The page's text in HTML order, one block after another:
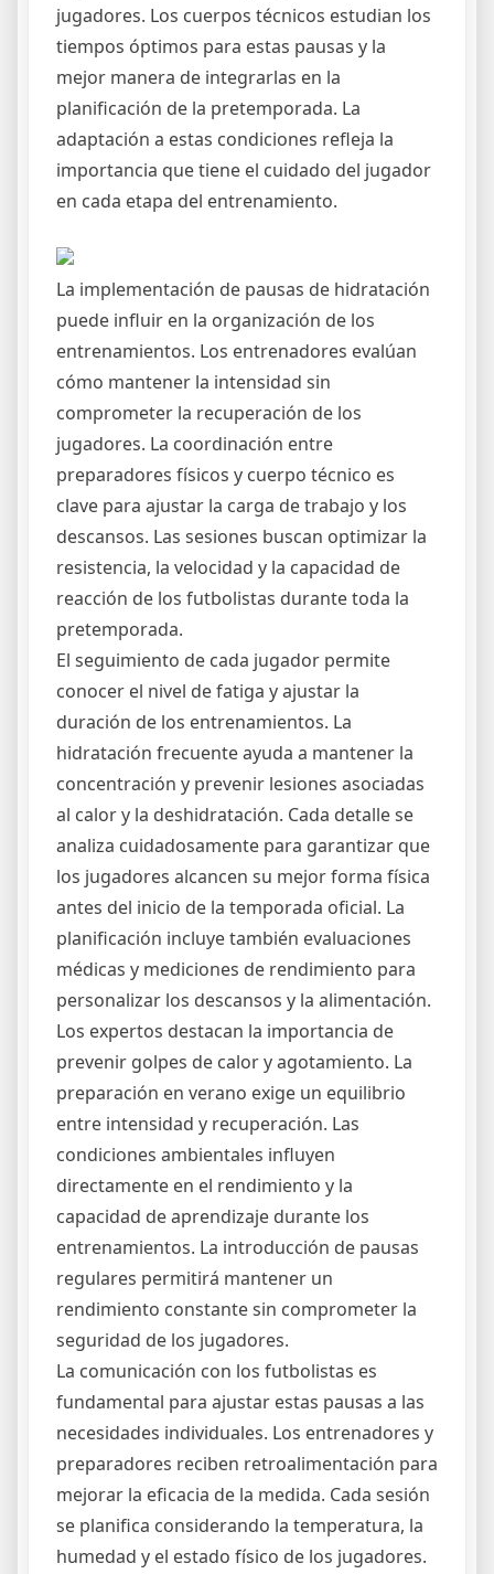
jugadores. Los cuerpos técnicos estudian los
tiempos óptimos para estas pausas y la
mejor manera de integrarlas en la
planificación de la pretemporada. La
adaptación a estas condiciones refleja la
importancia que tiene el cuidado del jugador
en cada etapa del entrenamiento.
La implementación de pausas de hidratación
puede influir en la organización de los
entrenamientos. Los entrenadores evalúan
cómo mantener la intensidad sin
comprometer la recuperación de los
jugadores. La coordinación entre
preparadores físicos y cuerpo técnico es
clave para ajustar la carga de trabajo y los
descansos. Las sesiones buscan optimizar la
resistencia, la velocidad y la capacidad de
reacción de los futbolistas durante toda la
pretemporada.
El seguimiento de cada jugador permite
conocer el nivel de fatiga y ajustar la
duración de los entrenamientos. La
hidratación frecuente ayuda a mantener la
concentración y prevenir lesiones asociadas
al calor y la deshidratación. Cada detalle se
analiza cuidadosamente para garantizar que
los jugadores alcancen su mejor forma física
antes del inicio de la temporada oficial. La
planificación incluye también evaluaciones
médicas y mediciones de rendimiento para
personalizar los descansos y la alimentación.
Los expertos destacan la importancia de
prevenir golpes de calor y agotamiento. La
preparación en verano exige un equilibrio
entre intensidad y recuperación. Las
condiciones ambientales influyen
directamente en el rendimiento y la
capacidad de aprendizaje durante los
entrenamientos. La introducción de pausas
regulares permitirá mantener un
rendimiento constante sin comprometer la
seguridad de los jugadores.
La comunicación con los futbolistas es
fundamental para ajustar estas pausas a las
necesidades individuales. Los entrenadores y
preparadores reciben retroalimentación para
mejorar la eficacia de la medida. Cada sesión
se planifica considerando la temperatura, la
humedad y el estado físico de los jugadores.